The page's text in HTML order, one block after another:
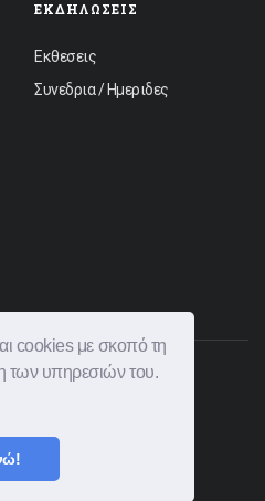
cookies με σκοπό τη
των υπηρεσιών του.
ΕΚΔΗΛΏΣΕΙΣ
Εκθεσεις
Συνεδρια / Ημεριδες
Απορρήτου